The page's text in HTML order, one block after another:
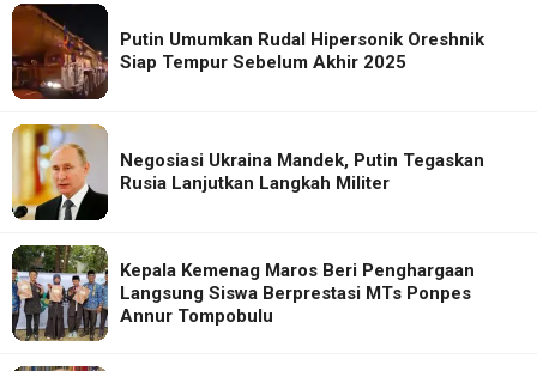
Putin Umumkan Rudal Hipersonik Oreshnik
Siap Tempur Sebelum Akhir 2025
Negosiasi Ukraina Mandek, Putin Tegaskan
Rusia Lanjutkan Langkah Militer
Kepala Kemenag Maros Beri Penghargaan
Langsung Siswa Berprestasi MTs Ponpes
Annur Tompobulu